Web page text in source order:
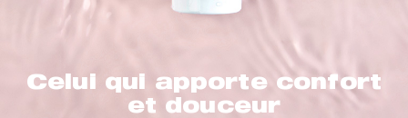
Celui qui apporte confort
et douceur